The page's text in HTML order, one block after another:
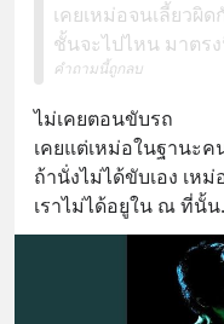
เคยเหม่อจนเลี้ยวผิ
ชั้นจะไปไหน มาตร
คำถามนี้ถูกลบ
ไม่เคยตอนขับรถ
เคยแต่เหม่อในฐานะค
ถ้านั่งไม่ได้ขับเอง เหม่
เราไม่ได้อยูใน ณ ที่นั้น